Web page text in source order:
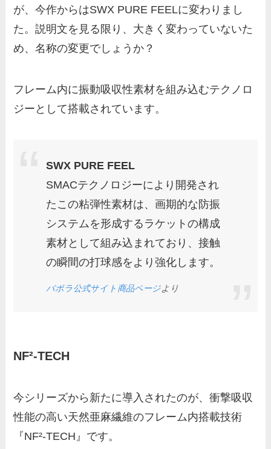
が、今作からはSWX PURE FEELに変わりまし
た。説明文を見る限り、大きく変わっていないた
め、名称の変更でしょうか？
フレーム内に振動吸収性素材を組み込むテクノロ
ジーとして搭載されています。
SWX PURE FEEL
SMACテクノロジーにより開発され
たこの粘弾性素材は、画期的な防振
システムを形成するラケットの構成
素材として組み込まれており、接触
の瞬間の打球感をより強化します。
バボラ公式サイト商品ページより
NF²-TECH
今シリーズから新たに導入されたのが、衝撃吸収
性能の高い天然亜麻繊維のフレーム内搭載技術
『NF²-TECH』です。